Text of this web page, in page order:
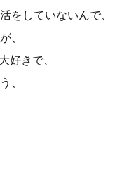
をしていないんで、
、
好きで、
、